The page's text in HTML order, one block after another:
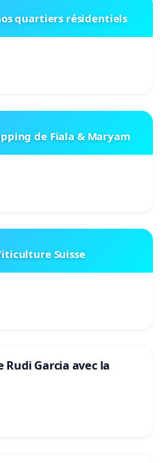
quartiers résidentiels
de Fiala & Maryam
Suisse
Garcia avec la